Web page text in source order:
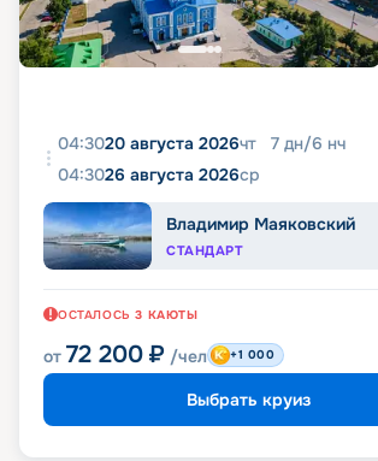
04:3020 августа 2026чт 7 дн/6 нч
04:3026 августа 2026ср
Владимир Маяковский
СТАНДАРТ
ОСТАЛОСЬ 3 КАЮТЫ
от 72 200 ₽ /чел +1 000
Выбрать круиз